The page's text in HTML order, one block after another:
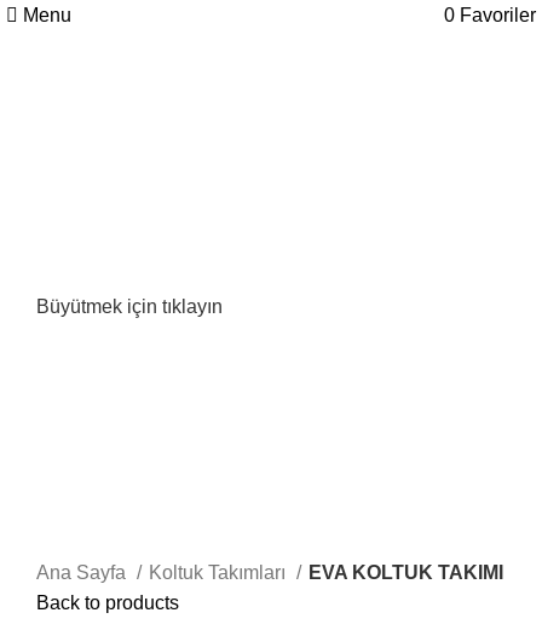
Menu 0 Favoriler
Büyütmek için tıklayın
Ana Sayfa Koltuk Takımları
EVA KOLTUK TAKIMI
Back to products